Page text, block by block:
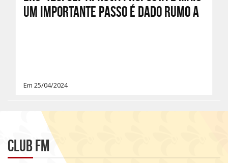
um importante passo é dado rumo a
Em 25/04/2024
Club FM